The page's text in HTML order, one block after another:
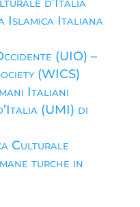
Islamica Italiana
(UIO) –
(WICS)
Italiani
(UMI) di
Culturale
turche in